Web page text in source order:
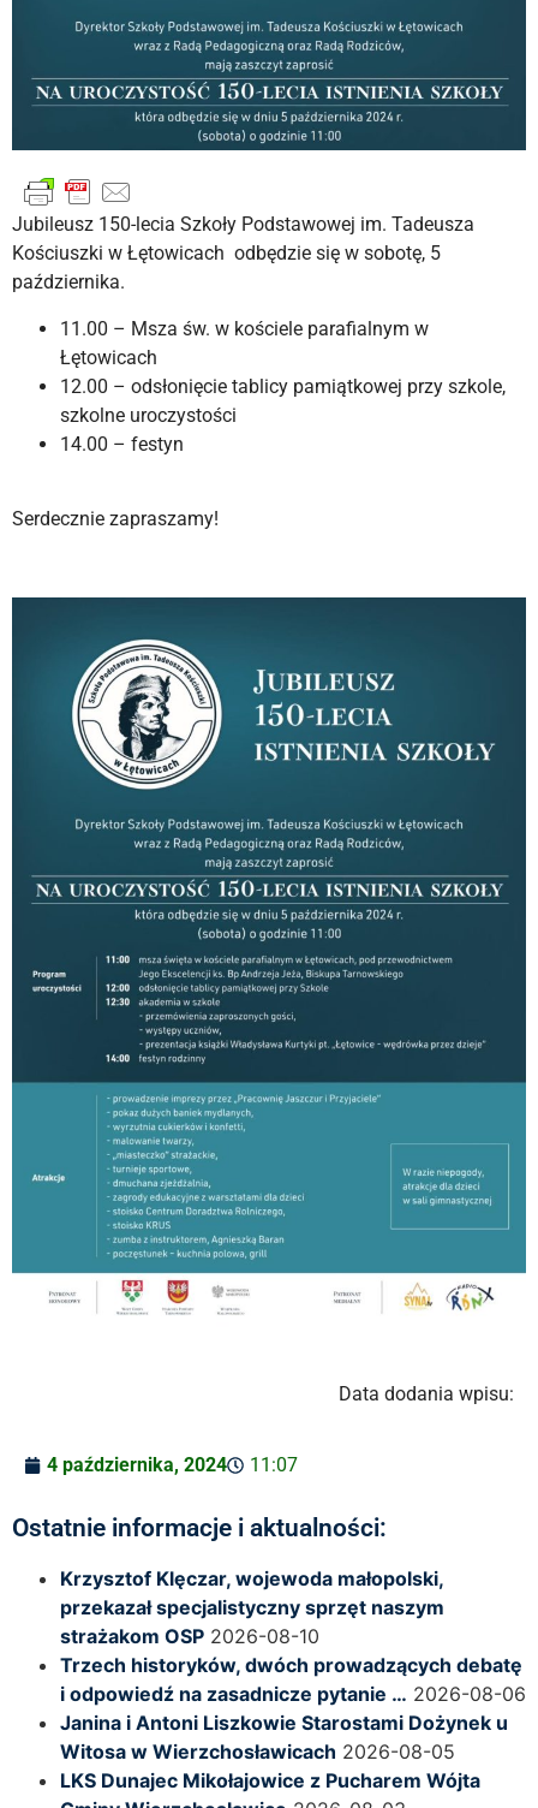
Jubileusz 150-lecia Szkoły Podstawowej im. Tadeusza
Kościuszki w Łętowicach odbędzie się w sobotę, 5
października.
11.00 – Msza św. w kościele parafialnym w
Łętowicach
12.00 – odsłonięcie tablicy pamiątkowej przy szkole,
szkolne uroczystości
14.00 – festyn
Serdecznie zapraszamy!
Data dodania wpisu:
4 października, 2024 11:07
Ostatnie informacje i aktualności:
Krzysztof Klęczar, wojewoda małopolski,
przekazał specjalistyczny sprzęt naszym
strażakom OSP 2026-08-10
Trzech historyków, dwóch prowadzących debatę
i odpowiedź na zasadnicze pytanie … 2026-08-06
Janina i Antoni Liszkowie Starostami Dożynek u
Witosa w Wierzchosławicach 2026-08-05
LKS Dunajec Mikołajowice z Pucharem Wójta